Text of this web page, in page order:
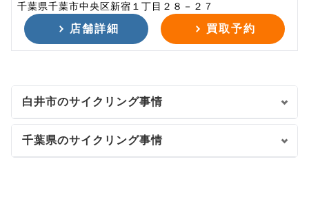
千葉県千葉市中央区新宿１丁目２８－２７
店舗詳細 買取予約
白井市のサイクリング事情
千葉県のサイクリング事情